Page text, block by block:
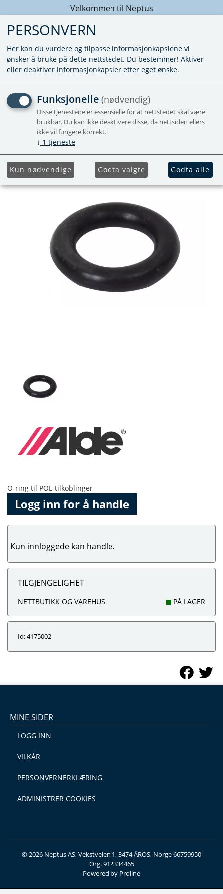
Velkommen til Neptus
O-RING TIL G10
REGULATOR - 9X3MM
O-ring til POL-tilkoblinger
Logg inn for å handle
Kun innloggede kan handle.
TILGJENGELIGHET
NETTBUTIKK OG VAREHUS PÅ LAGER
Id: 4175002
MINE SIDER
LOGG INN
VILKÅR
PERSONVERNERKLÆRING
ADMINISTRER COOKIES
© 2026 Neptus AS, Vekstveien 1, 3474 ÅROS, Norge 66759950
Org. 912334465
Powered by Proline
PERSONVERN
Her kan du vurdere og tilpasse informasjonkapslene vi
ønsker å bruke på dette nettstedet. Du bestemmer! Aktiver
eller deaktiver informasjonkapsler etter eget ønske.
Funksjonelle (nødvendig)
Disse tjenestene er essensielle for at nettstedet skal være
brukbar. Du kan ikke deaktivere disse, da nettsiden ellers
ikke vil fungere korrekt.
↓ 1 tjeneste
Kun nødvendige Godta valgte Godta alle